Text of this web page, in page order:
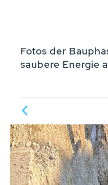
Fotos der
saubere Energie